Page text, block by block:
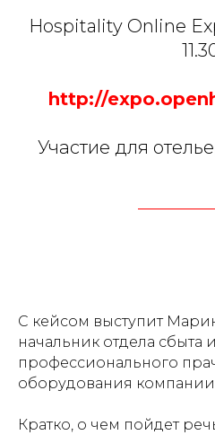
Hospitality Online
http://
Участие для
С кейсом выступит
начальник отдела сбыта
профессионального
оборудования
Кратко, о чем пойдет